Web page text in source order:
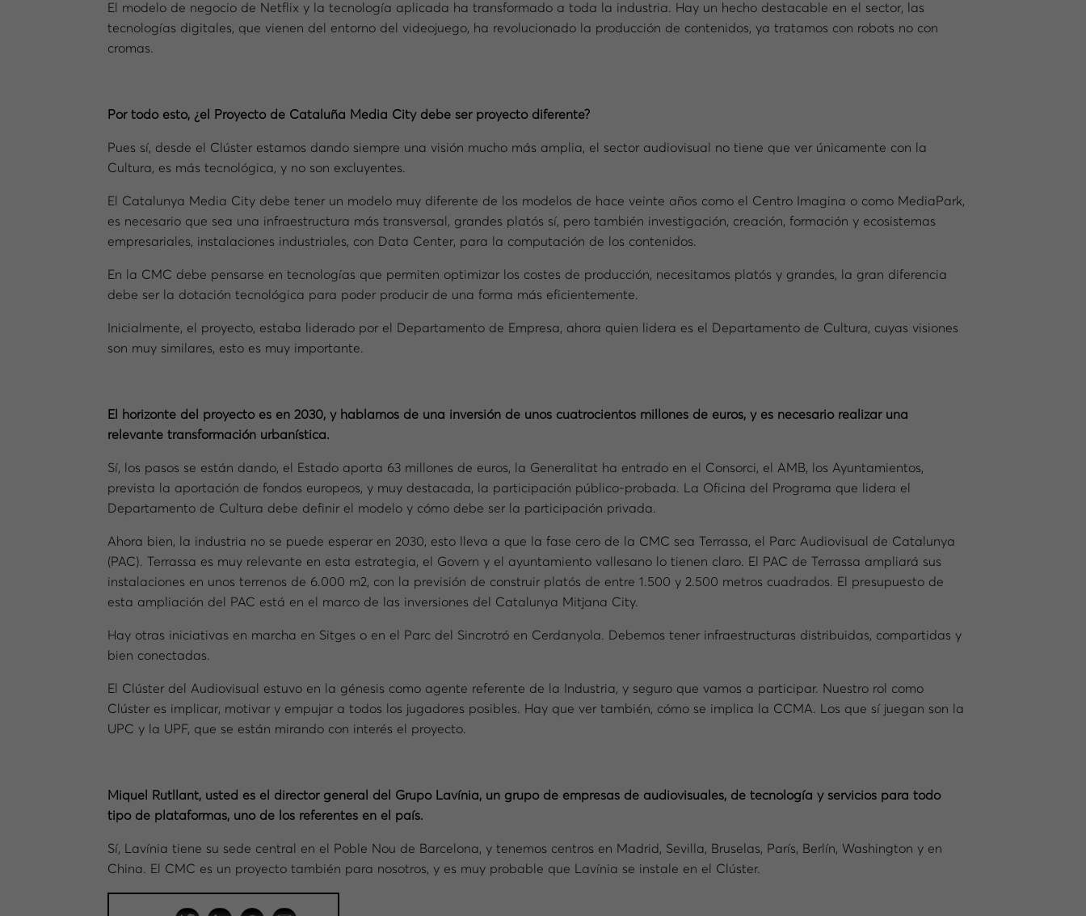
El modelo de negocio de Netflix y la tecnología aplicada ha transformado a toda la industria. Hay un hecho destacable en el sector, las
tecnologías digitales, que vienen del entorno del videojuego, ha revolucionado la producción de contenidos, ya tratamos con robots no con
cromas.
Por todo esto, ¿el Proyecto de Cataluña Media City debe ser proyecto diferente?
Pues sí, desde el Clúster estamos dando siempre una visión mucho más amplia, el sector audiovisual no tiene que ver únicamente con la
Cultura, es más tecnológica, y no son excluyentes.
El Catalunya Media City debe tener un modelo muy diferente de los modelos de hace veinte años como el Centro Imagina o como MediaPark,
es necesario que sea una infraestructura más transversal, grandes platós sí, pero también investigación, creación, formación y ecosistemas
empresariales, instalaciones industriales, con Data Center, para la computación de los contenidos.
En la CMC debe pensarse en tecnologías que permiten optimizar los costes de producción, necesitamos platós y grandes, la gran diferencia
debe ser la dotación tecnológica para poder producir de una forma más eficientemente.
Inicialmente, el proyecto, estaba liderado por el Departamento de Empresa, ahora quien lidera es el Departamento de Cultura, cuyas visiones
son muy similares, esto es muy importante.
El horizonte del proyecto es en 2030, y hablamos de una inversión de unos cuatrocientos millones de euros, y es necesario realizar una
relevante transformación urbanística.
Sí, los pasos se están dando, el Estado aporta 63 millones de euros, la Generalitat ha entrado en el Consorci, el AMB, los Ayuntamientos,
prevista la aportación de fondos europeos, y muy destacada, la participación público-probada. La Oficina del Programa que lidera el
Departamento de Cultura debe definir el modelo y cómo debe ser la participación privada.
Ahora bien, la industria no se puede esperar en 2030, esto lleva a que la fase cero de la CMC sea Terrassa, el Parc Audiovisual de Catalunya
(PAC). Terrassa es muy relevante en esta estrategia, el Govern y el ayuntamiento vallesano lo tienen claro. El PAC de Terrassa ampliará sus
instalaciones en unos terrenos de 6.000 m2, con la previsión de construir platós de entre 1.500 y 2.500 metros cuadrados. El presupuesto de
esta ampliación del PAC está en el marco de las inversiones del Catalunya Mitjana City.
Hay otras iniciativas en marcha en Sitges o en el Parc del Sincrotró en Cerdanyola. Debemos tener infraestructuras distribuidas, compartidas y
bien conectadas.
El Clúster del Audiovisual estuvo en la génesis como agente referente de la Industria, y seguro que vamos a participar. Nuestro rol como
Clúster es implicar, motivar y empujar a todos los jugadores posibles. Hay que ver también, cómo se implica la CCMA. Los que sí juegan son la
UPC y la UPF, que se están mirando con interés el proyecto.
Miquel Rutllant, usted es el director general del Grupo Lavínia, un grupo de empresas de audiovisuales, de tecnología y servicios para todo
tipo de plataformas, uno de los referentes en el país.
Sí, Lavínia tiene su sede central en el Poble Nou de Barcelona, y tenemos centros en Madrid, Sevilla, Bruselas, París, Berlín, Washington y en
China. El CMC es un proyecto también para nosotros, y es muy probable que Lavínia se instale en el Clúster.